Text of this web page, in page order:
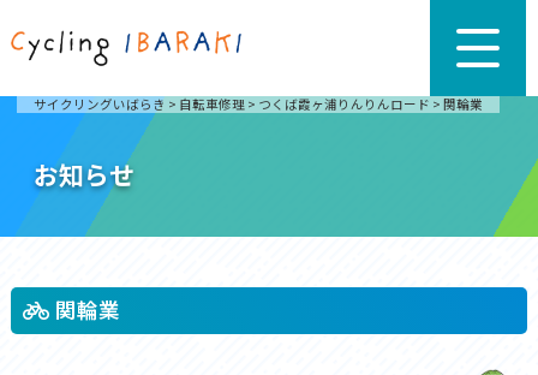
サイクリングいばらき > 自転車修理 > つくば霞ヶ浦りんりんロード > 関輪業
お知らせ
関輪業